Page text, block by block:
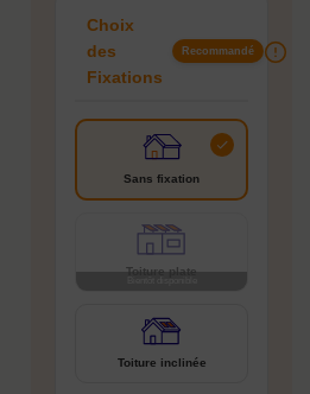
Choix
des
Fixations
Recommandé
Sans fixation
Toiture plate
Toiture inclinée